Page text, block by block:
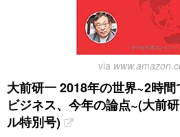
via
大前研一 2018年の世界~2時間
ビジネス、今年の論点~(大前
ル特別号)